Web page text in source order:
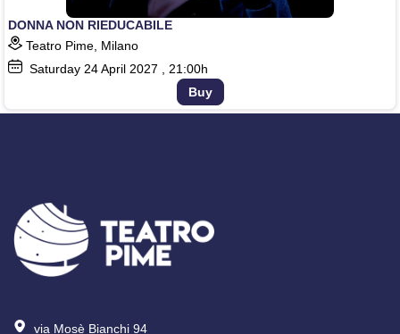
DONNA NON RIEDUCABILE
Teatro Pime, Milano
Saturday 24April 2027 , 21:00h
Buy
via Mosè Bianchi 94